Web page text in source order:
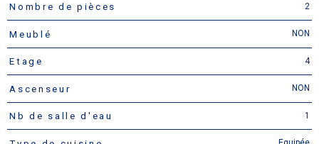
Nombre de pièces 2
Meublé NON
Etage 4
Ascenseur NON
Nb de salle d'eau 1